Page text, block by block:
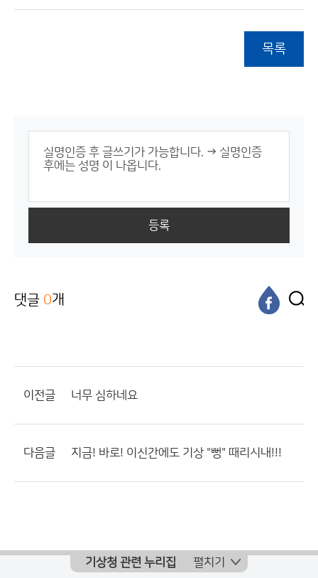
목록
등록
댓글 0개
이전글 너무 심하네요
다음글 지금! 바로! 이신간에도 기상 "뻥" 때리시내!!!
기상청 관련 누리집 펼치기